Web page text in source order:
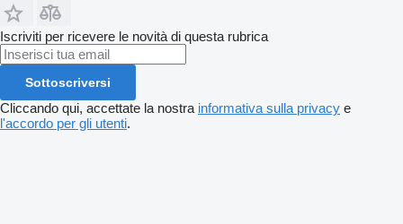
Iscriviti per ricevere le novità di questa rubrica
Sottoscriversi
Cliccando qui, accettate la nostra informativa sulla privacy e
l'accordo per gli utenti.